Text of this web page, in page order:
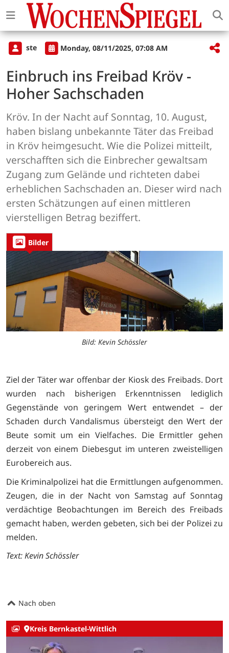
ste Monday, 08/11/2025, 07:08 AM
Einbruch ins Freibad Kröv -
Hoher Sachschaden
Kröv. In der Nacht auf Sonntag, 10. August,
haben bislang unbekannte Täter das Freibad
in Kröv heimgesucht. Wie die Polizei mitteilt,
verschafften sich die Einbrecher gewaltsam
Zugang zum Gelände und richteten dabei
erheblichen Sachschaden an. Dieser wird nach
ersten Schätzungen auf einen mittleren
vierstelligen Betrag beziffert.
Bilder
Bild: Kevin Schössler
Ziel der Täter war offenbar der Kiosk des Freibads. Dort
wurden nach bisherigen Erkenntnissen lediglich
Gegenstände von geringem Wert entwendet – der
Schaden durch Vandalismus übersteigt den Wert der
Beute somit um ein Vielfaches. Die Ermittler gehen
derzeit von einem Diebesgut im unteren zweistelligen
Eurobereich aus.
Die Kriminalpolizei hat die Ermittlungen aufgenommen.
Zeugen, die in der Nacht von Samstag auf Sonntag
verdächtige Beobachtungen im Bereich des Freibads
gemacht haben, werden gebeten, sich bei der Polizei zu
melden.
Text: Kevin Schössler
Nach oben
Kreis Bernkastel-Wittlich